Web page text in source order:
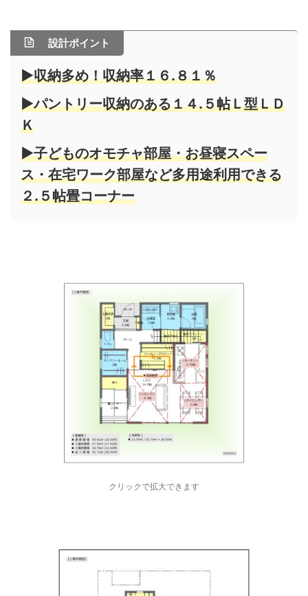
設計ポイント
▶収納多め！収納率１６.８１％
▶パントリー収納のある１４.５帖Ｌ型ＬＤ
Ｋ
▶子どものオモチャ部屋・お昼寝スペー
ス・在宅ワーク部屋など多用途利用できる
２.５帖畳コーナー
クリックで拡大できます